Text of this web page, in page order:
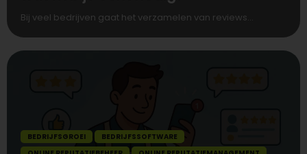
Bij veel bedrijven gaat het verzamelen van reviews...
BEDRIJFSGROEI
BEDRIJFSSOFTWARE